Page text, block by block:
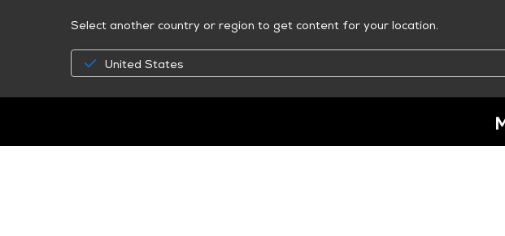
Select another country or region to get content for your location.
United States